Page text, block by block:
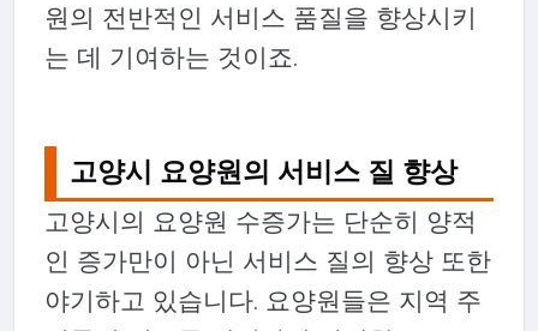
원의 전반적인 서비스 품질을 향상시키
는 데 기여하는 것이죠.
고양시 요양원의 서비스 질 향상
고양시의 요양원 수증가는 단순히 양적
인 증가만이 아닌 서비스 질의 향상 또한
야기하고 있습니다. 요양원들은 지역 주